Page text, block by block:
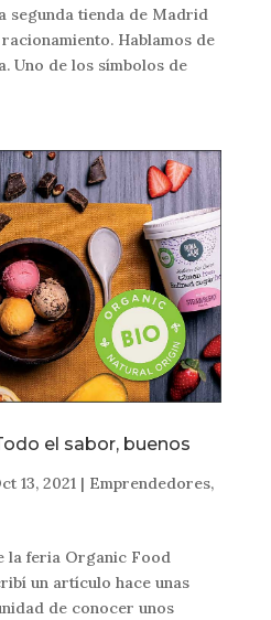
segunda tienda de Madrid
Hablamos de
Uno de los símbolos de
el sabor, buenos
13, 2021| Emprendedores,
la feria Organic Food
un artículo hace unas
de conocer unos